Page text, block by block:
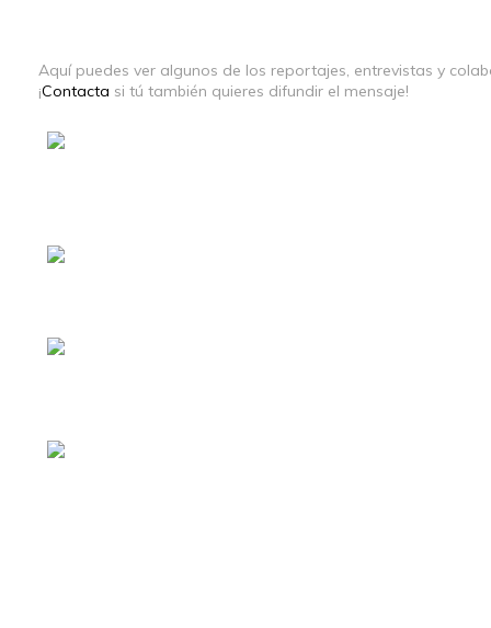
Aquí puedes ver algunos de los reportajes, entrevistas y
¡Contacta si tú también quieres difundir el mensaje!